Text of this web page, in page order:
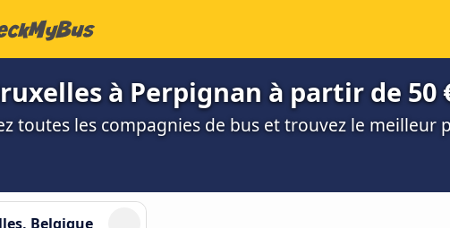
à Perpignan à partir de 50
toutes les compagnies de bus et trouvez le meilleur